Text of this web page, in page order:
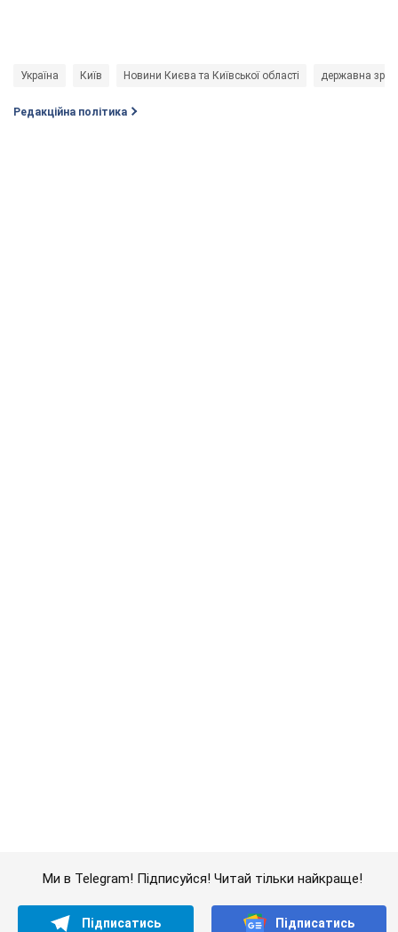
Україна Київ Новини Києва та Київської області державна
Редакційна політика
Ми в Telegram! Підписуйся! Читай тільки найкраще!
Підписатись Підписатись